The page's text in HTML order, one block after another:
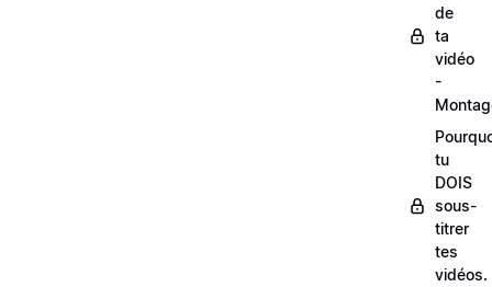
de
ta
vidéo
-
tu
DOIS
sous-
titrer
tes
vidéos.